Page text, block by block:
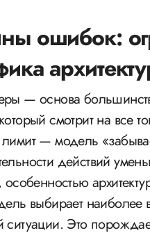
ошибок:
— основа
смотрит на все
— модель
действий
особенностью
выбирает
ситуации. Это